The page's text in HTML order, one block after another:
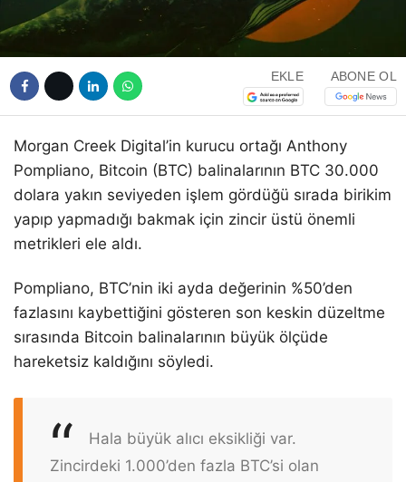
EKLE ABONE OL
Morgan Creek Digital’in kurucu ortağı Anthony
Pompliano, Bitcoin (BTC) balinalarının BTC 30.000
dolara yakın seviyeden işlem gördüğü sırada birikim
yapıp yapmadığı bakmak için zincir üstü önemli
metrikleri ele aldı.
Pompliano, BTC’nin iki ayda değerinin %50’den
fazlasını kaybettiğini gösteren son keskin düzeltme
sırasında Bitcoin balinalarının büyük ölçüde
hareketsiz kaldığını söyledi.
Hala büyük alıcı eksikliği var.
Zincirdeki 1.000’den fazla BTC’si olan